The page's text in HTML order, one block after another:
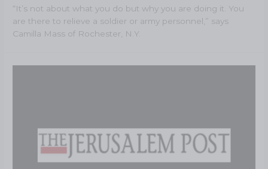
“It’s not about what you do but why you are doing it. You
are there to relieve a soldier or army personnel,” says
Camilla Mass of Rochester, N.Y.